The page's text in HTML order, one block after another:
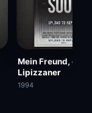
Mein Freund, der
Lipizzaner
1994